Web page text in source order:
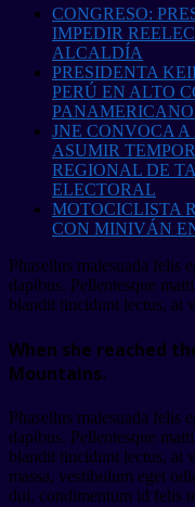
CONGRESO:
IMPEDIR
ALCALDÍA
PRESIDENTA
PERÚ EN ALTO
JNE CONVOCA
ASUMIR
REGIONAL DE
ELECTORAL
MOTOCICLISTA
CON MINIVÁN
Phasellus malesuada felis
dapibus. Pellentesque
blandit tincidunt lectus, at
When she reached
Mountains.
Phasellus malesuada felis
dapibus. Pellentesque
blandit tincidunt lectus, at
massa, vestibulum eget
dui, condimentum id felis